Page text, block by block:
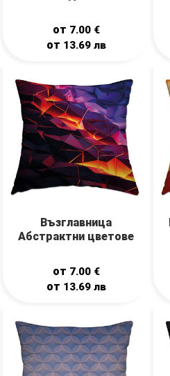
от 7.00 €
от 13.69 лв
Възглавница
Абстрактни цветове
от 7.00 €
от 13.69 лв